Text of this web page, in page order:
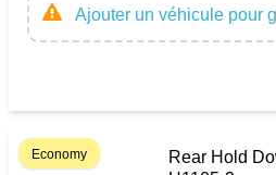
Ajouter un véhicule pour
Economy
Rear Hold